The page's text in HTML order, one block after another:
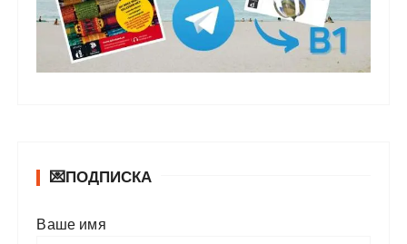
💌ПОДПИСКА
Ваше имя